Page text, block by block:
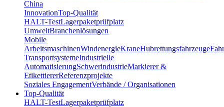
China
InnovationTop-Qualität
HALT-TestLagerpaketprüfplatz
UmweltBranchenlösungen
Mobile
ArbeitsmaschinenWindenergieKraneHubrettungsfahrzeuge
TransportsystemeIndustrielle
AutomatisierungSchwerindustrieMarkierer &
EtikettiererReferenzprojekte
Soziales EngagementVerbände / Organisationen
Top-Qualität
HALT-TestLagerpaketprüfplatz